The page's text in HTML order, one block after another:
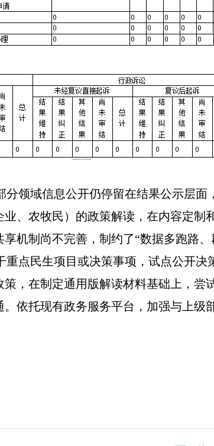
分领域信息公开仍停留在结果公示层
、农牧民）的政策解读，在内容定制
机制尚不完善，制约了“数据多跑路
重点民生项目或决策事项，试点公开
，在制定通用版解读材料基础上，尝
。依托现有政务服务平台，加强与上